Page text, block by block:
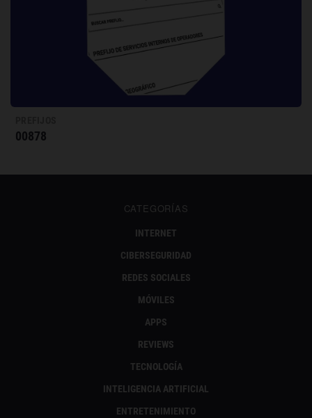
00878
CATEGORÍAS
INTERNET
CIBERSEGURIDAD
REDES SOCIALES
MÓVILES
APPS
REVIEWS
TECNOLOGÍA
INTELIGENCIA ARTIFICIAL
ENTRETENIMIENTO